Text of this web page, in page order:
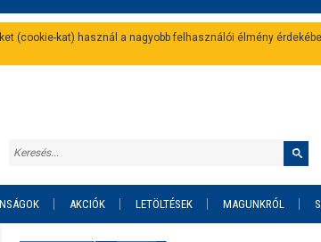
(cookie-kat) használ a nagyobb felhasználói élmény
AKCIÓK LETÖLTÉSEK MAGUNKRÓL